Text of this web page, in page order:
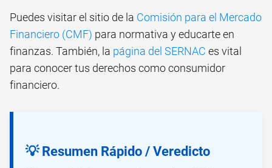
Puedes visitar el sitio de la Comisión para el Mercado
Financiero (CMF) para normativa y educarte en
finanzas. También, la página del SERNAC es vital
para conocer tus derechos como consumidor
financiero.
💡 Resumen Rápido / Veredicto